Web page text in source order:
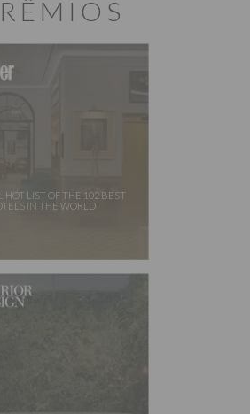
HOT LIST OF THE 102 BEST
IN THE WORLD